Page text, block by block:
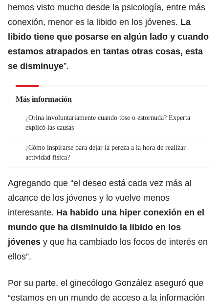
hemos visto mucho desde la psicología, entre más
conexión, menor es la libido en los jóvenes. La
libido tiene que posarse en algún lado y cuando
estamos atrapados en tantas otras cosas, esta
se disminuye”.
Más información
¿Orina involuntariamente cuando tose o estornuda? Experta
explicó las causas
¿Cómo inspirarse para dejar la pereza a la hora de realizar
actividad física?
Agregando que “el deseo está cada vez más al
alcance de los jóvenes y lo vuelve menos
interesante. Ha habido una hiper conexión en el
mundo que ha disminuido la libido en los
jóvenes y que ha cambiado los focos de interés en
ellos”.
Por su parte, el ginecólogo González aseguró que
“estamos en un mundo de acceso a la información